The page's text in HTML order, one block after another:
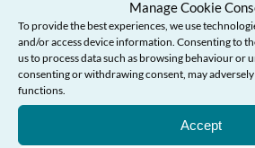
Manage Cookie
To provide the best experiences, we use
and/or access device information. Consenting to
us to process data such as browsing behaviour or
consenting or withdrawing consent, may
functions.
Accept